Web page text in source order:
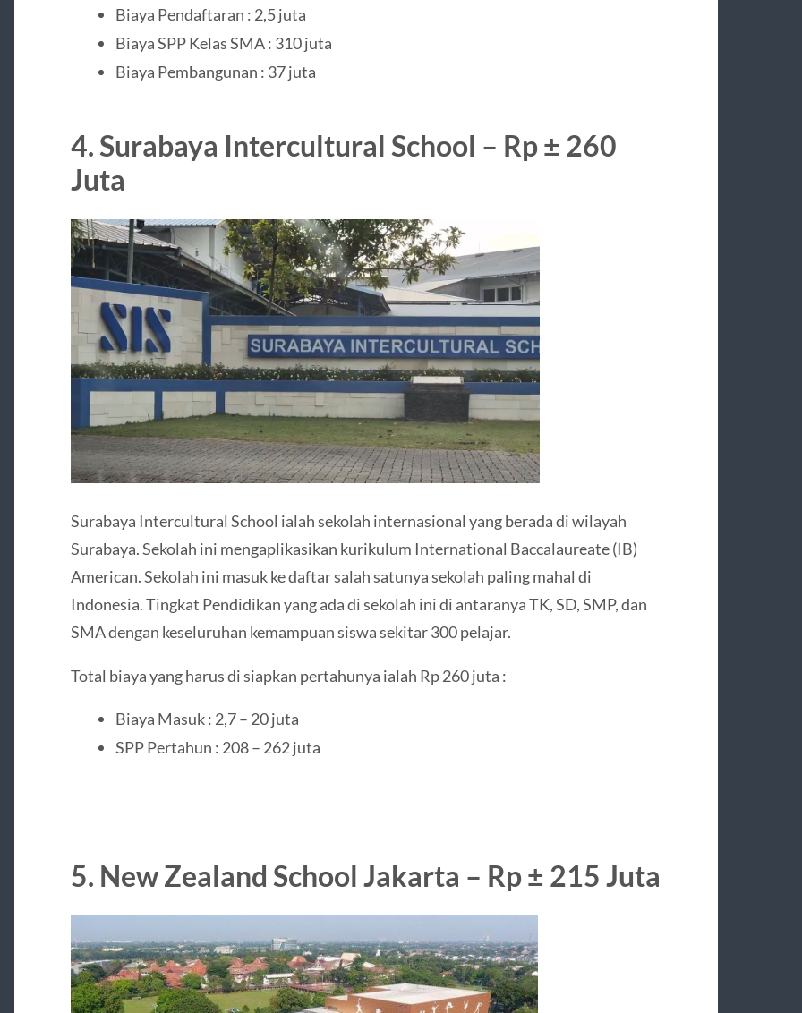
Biaya Pendaftaran : 2,5 juta
Biaya SPP Kelas SMA : 310 juta
Biaya Pembangunan : 37 juta
4. Surabaya Intercultural School – Rp ± 260
Juta
Surabaya Intercultural School ialah sekolah internasional yang berada di wilayah
Surabaya. Sekolah ini mengaplikasikan kurikulum International Baccalaureate (IB)
American. Sekolah ini masuk ke daftar salah satunya sekolah paling mahal di
Indonesia. Tingkat Pendidikan yang ada di sekolah ini di antaranya TK, SD, SMP, dan
SMA dengan keseluruhan kemampuan siswa sekitar 300 pelajar.
Total biaya yang harus di siapkan pertahunya ialah Rp 260 juta :
Biaya Masuk : 2,7 – 20 juta
SPP Pertahun : 208 – 262 juta
5. New Zealand School Jakarta – Rp ± 215 Juta